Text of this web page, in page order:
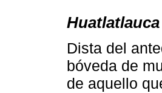
Huatlatlauca
Dista del
bóveda de
de aquello